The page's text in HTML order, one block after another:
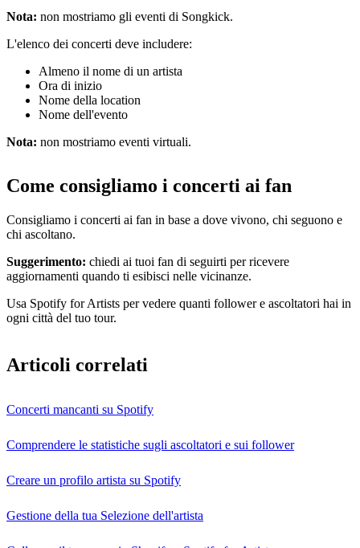
Nota: non mostriamo gli eventi di Songkick.
L'elenco dei concerti deve includere:
Almeno il nome di un artista
Ora di inizio
Nome della location
Nome dell'evento
Nota: non mostriamo eventi virtuali.
Come consigliamo i concerti ai fan
Consigliamo i concerti ai fan in base a dove vivono, chi seguono e
chi ascoltano.
Suggerimento: chiedi ai tuoi fan di seguirti per ricevere
aggiornamenti quando ti esibisci nelle vicinanze.
Usa Spotify for Artists per vedere quanti follower e ascoltatori hai in
ogni città del tuo tour.
Articoli correlati
Concerti mancanti su Spotify
Comprendere le statistiche sugli ascoltatori e sui follower
Creare un profilo artista su Spotify
Gestione della tua Selezione dell'artista